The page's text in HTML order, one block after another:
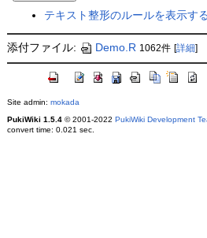
テキスト整形のルールを表示する
添付ファイル: Demo.R 1062件 [詳細]
Site admin: mokada
PukiWiki 1.5.4© 2001-2022 PukiWiki Development
convert time: 0.021 sec.